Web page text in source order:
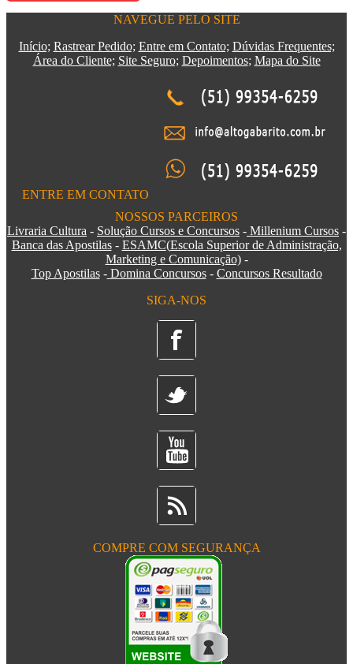
NAVEGUE PELO SITE
Início; Rastrear Pedido; Entre em Contato; Dúvidas Frequentes;
Área do Cliente; Site Seguro; Depoimentos; Mapa do Site
ENTRE EM CONTATO
NOSSOS PARCEIROS
Livraria Cultura - Solução Cursos e Concursos - Millenium Cursos -
Banca das Apostilas- ESAMC(Escola Superior de Administração,
Marketing e Comunicação)-
Top Apostilas-Domina Concursos- Concursos Resultado
SIGA-NOS
COMPRE COM SEGURANÇA